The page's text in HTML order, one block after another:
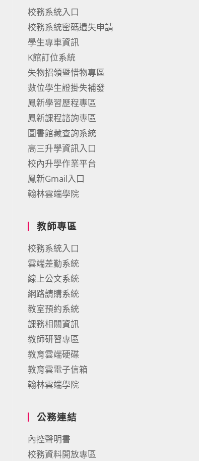
校務系統入口
校務系統密碼遺失申請
學生專車資訊
K館訂位系統
失物招領暨惜物專區
數位學生證掛失補發
鳳新學習歷程專區
鳳新課程諮詢專區
圖書館藏查詢系統
高三升學資訊入口
校內升學作業平台
鳳新Gmail入口
翰林雲端學院
教師專區
校務系統入口
雲端差勤系統
線上公文系統
網路請購系統
教室預約系統
課務相關資訊
教師研習專區
教育雲端硬碟
教育雲電子信箱
翰林雲端學院
公務連結
內控聲明書
校務資料開放專區